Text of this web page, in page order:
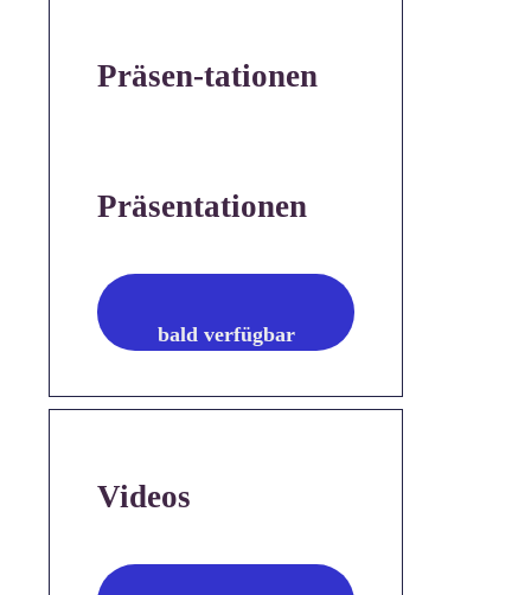
Präsen-tationen
Präsentationen
bald verfügbar
Videos